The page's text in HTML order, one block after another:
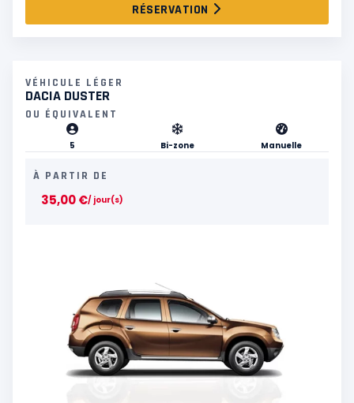
RÉSERVATION
VÉHICULE LÉGER
DACIA DUSTER
OU ÉQUIVALENT
5 Bi-zone Manuelle
À PARTIR DE
35,00€/ jour(s)